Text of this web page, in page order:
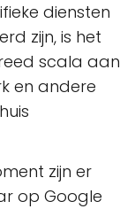
diensten
zijn, is het
scala aan
en andere
zijn er
op Google